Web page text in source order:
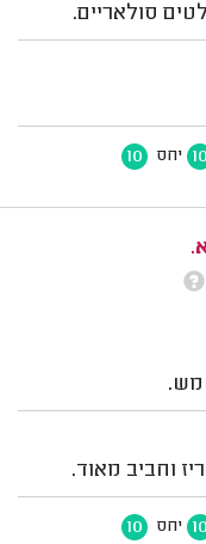
סולאריים.
10 יחס 10
וחביב מאוד.
10 יחס 10